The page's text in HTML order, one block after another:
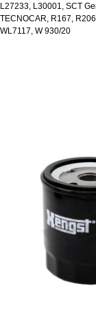
L27233, L30001, SCT
TECNOCAR, R167,
WL7117, W 930/20